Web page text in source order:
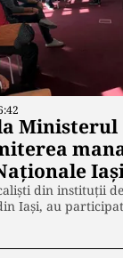
Ministerul
din instituţii
Iaşi, au